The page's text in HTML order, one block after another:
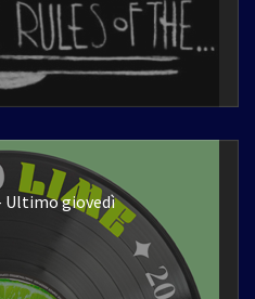
Ultimo giovedì